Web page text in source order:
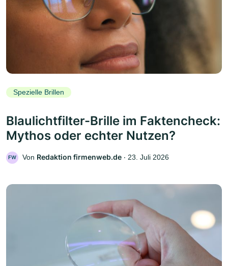
Spezielle Brillen
Blaulichtfilter-Brille im Faktencheck:
Mythos oder echter Nutzen?
FW Von Redaktion firmenweb.de ‧ 23. Juli 2026